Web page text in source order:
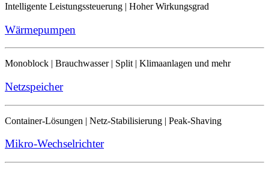
Intelligente Leistungssteuerung | Hoher Wirkungsgrad
Wärmepumpen
Monoblock | Brauchwasser | Split | Klimaanlagen und mehr
Netzspeicher
Container-Lösungen | Netz-Stabilisierung | Peak-Shaving
Mikro-Wechselrichter